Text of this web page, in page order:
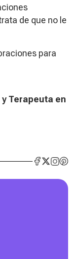
de que no le
para
y Terapeuta en